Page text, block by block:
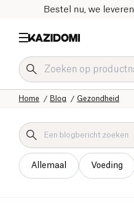
Bestel nu, we leveren
Gezondheid
Blog
Home
Allemaal Voeding